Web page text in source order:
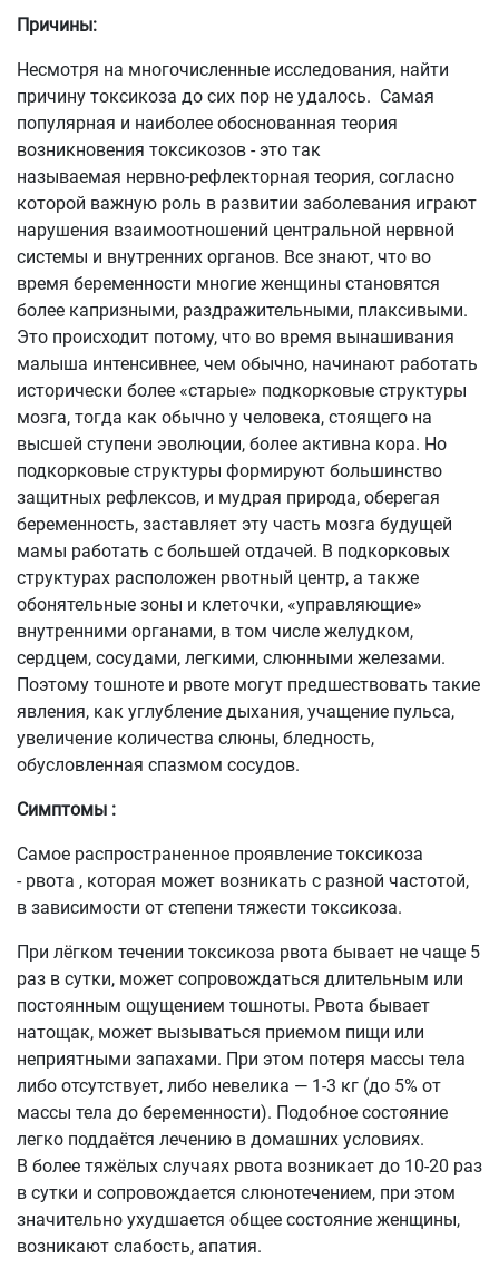
Причины:
Несмотря на многочисленные исследования, найти
причину токсикоза до сих пор не удалось. Самая
популярная и наиболее обоснованная теория
возникновения токсикозов - это так
называемая нервно-рефлекторная теория, согласно
которой важную роль в развитии заболевания играют
нарушения взаимоотношений центральной нервной
системы и внутренних органов. Все знают, что во
время беременности многие женщины становятся
более капризными, раздражительными, плаксивыми.
Это происходит потому, что во время вынашивания
малыша интенсивнее, чем обычно, начинают работать
исторически более «старые» подкорковые структуры
мозга, тогда как обычно у человека, стоящего на
высшей ступени эволюции, более активна кора. Но
подкорковые структуры формируют большинство
защитных рефлексов, и мудрая природа, оберегая
беременность, заставляет эту часть мозга будущей
мамы работать с большей отдачей. В подкорковых
структурах расположен рвотный центр, а также
обонятельные зоны и клеточки, «управляющие»
внутренними органами, в том числе желудком,
сердцем, сосудами, легкими, слюнными железами.
Поэтому тошноте и рвоте могут предшествовать такие
явления, как углубление дыхания, учащение пульса,
увеличение количества слюны, бледность,
обусловленная спазмом сосудов.
Симптомы :
Самое распространенное проявление токсикоза
- рвота , которая может возникать с разной частотой,
в зависимости от степени тяжести токсикоза.
При лёгком течении токсикоза рвота бывает не чаще 5
раз в сутки, может сопровождаться длительным или
постоянным ощущением тошноты. Рвота бывает
натощак, может вызываться приемом пищи или
неприятными запахами. При этом потеря массы тела
либо отсутствует, либо невелика — 1-3 кг (до 5% от
массы тела до беременности). Подобное состояние
легко поддаётся лечению в домашних условиях.
В более тяжёлых случаях рвота возникает до 10-20 раз
в сутки и сопровождается слюнотечением, при этом
значительно ухудшается общее состояние женщины,
возникают слабость, апатия.